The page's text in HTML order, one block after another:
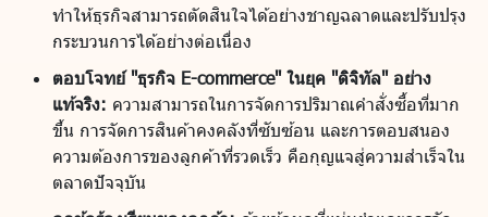
ทำให้ธุรกิจสามารถตัดสินใจได้อย่างชาญฉลาดและปรับปรุง
กระบวนการได้อย่างต่อเนื่อง
ตอบโจทย์ "ธุรกิจ E-commerce" ในยุค "ดิจิทัล" อย่าง
แท้จริง: ความสามารถในการจัดการปริมาณคำสั่งซื้อที่มาก
ขึ้น การจัดการสินค้าคงคลังที่ซับซ้อน และการตอบสนอง
ความต้องการของลูกค้าที่รวดเร็ว คือกุญแจสู่ความสำเร็จใน
ตลาดปัจจุบัน